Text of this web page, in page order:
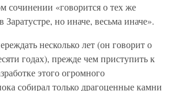
сочинении «говорится о тех же
Заратустре, но иначе, весьма иначе».
несколько лет (он говорит о
годах), прежде чем приступить к
этого огромного
собирал только драгоценные камни